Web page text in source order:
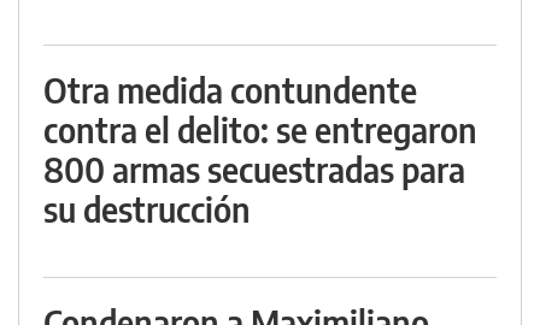
Otra medida contundente
contra el delito: se entregaron
800 armas secuestradas para
su destrucción